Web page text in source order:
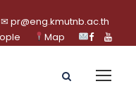
✉ pr@eng.kmutnb.ac.th
Map